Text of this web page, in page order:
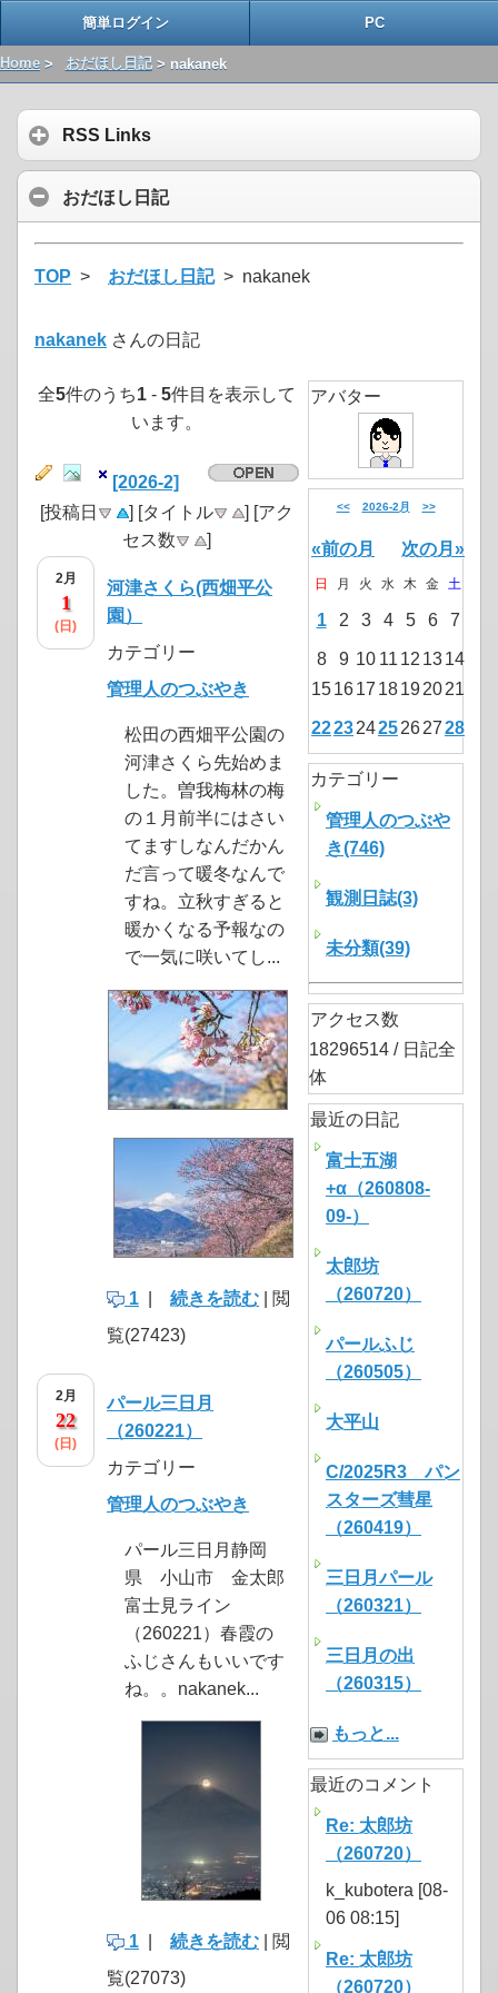
簡単ログイン PC
Home > おだほし日記> nakanek
RSS Links
おだほし日記
TOP > おだほし日記> nakanek
nakanek さんの日記
全5件のうち1 - 5件目を表示して
います。
[2026-2]
[投稿日
] [タイトル
] [アク
セス数
]
2月
1
(日)
河津さくら(西畑平公
園）
カテゴリー
管理人のつぶやき
松田の西畑平公園の
河津さくら先始めま
した。曽我梅林の梅
の１月前半にはさい
てますしなんだかん
だ言って暖冬なんで
すね。立秋すぎると
暖かくなる予報なの
で一気に咲いてし...
1 続きを読む | 閲
覧(27423)
2月
22
(日)
パール三日月
（260221）
カテゴリー
管理人のつぶやき
パール三日月静岡
県 小山市 金太郎
富士見ライン
（260221）春霞の
ふじさんもいいです
ね。。nakanek...
1 続きを読む | 閲
覧(27073)
アバター
<< 2026-2月 >>
«前の月 次の月»
日 月 火 水 木 金 土
1 2 3 4 5 6 7
8 9 10 11 12 1314
151617 18192021
22232425262728
カテゴリー
管理人のつぶや
き(746)
観測日誌(3)
未分類(39)
アクセス数
18296514 / 日記全
体
最近の日記
富士五湖
+α（260808-
09-）
太郎坊
（260720）
パールふじ
（260505）
大平山
C/2025R3 パン
スターズ彗星
（260419）
三日月パール
（260321）
三日月の出
（260315）
もっと...
最近のコメント
Re: 太郎坊
（260720）
k_kubotera [08-
06 08:15]
Re: 太郎坊
（260720）